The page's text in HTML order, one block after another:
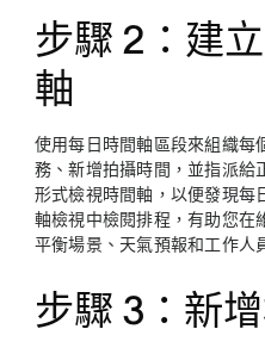
步驟 2：建
軸
使用每日時間軸區段來組織每
務、新增拍攝時間，並指派給
形式檢視時間軸，以便發現每
軸檢視中檢閱排程，有助您在
平衡場景、天氣預報和工作人
步驟 3：新